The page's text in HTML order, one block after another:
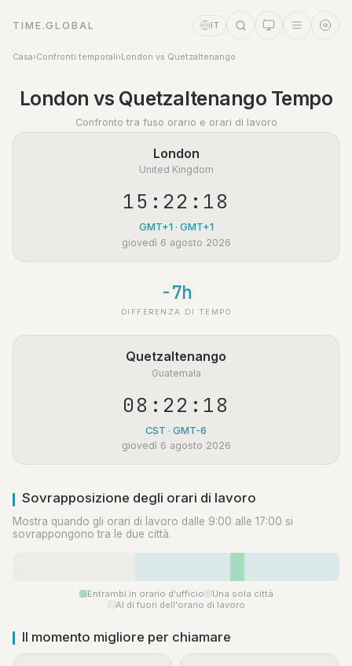
TIME.GLOBAL IT
Casa›Confronti temporali›London vs Quetzaltenango
London vs Quetzaltenango Tempo
Confronto tra fuso orario e orari di lavoro
London
United Kingdom
15:22:18
GMT+1 · GMT+1
giovedì 6 agosto 2026
-7h
DIFFERENZA DI TEMPO
Quetzaltenango
Guatemala
08:22:18
CST · GMT-6
giovedì 6 agosto 2026
Sovrapposizione degli orari di lavoro
Mostra quando gli orari di lavoro dalle 9:00 alle 17:00 si
sovrappongono tra le due città.
Entrambi in orario d'ufficio
Una sola città
Al di fuori dell'orario di lavoro
Il momento migliore per chiamare
Assistente a tempo
Online